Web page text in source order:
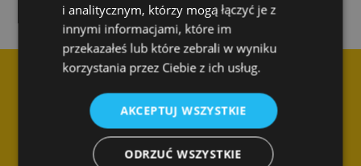
i analitycznym, którzy mogą łączyć je z
innymi informacjami, które im
przekazałeś lub które zebrali w wyniku
korzystania przez Ciebie z ich usług.
AKCEPTUJ WSZYSTKIE
ODRZUĆ WSZYSTKIE